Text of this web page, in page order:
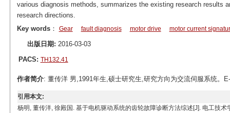
various diagnosis methods, summarizes the existing research results
research directions.
Key words： Gear fault diagnosis motor drive motor current
出版日期: 2016-03-03
PACS: TH132.41
作者简介: 董传洋 男,1991年生,硕士研究生,研究方向为交流伺服系统。
引用本文:
杨明, 董传洋, 徐殿国. 基于电机驱动系统的齿轮故障诊断方法综述[J]. 电工技